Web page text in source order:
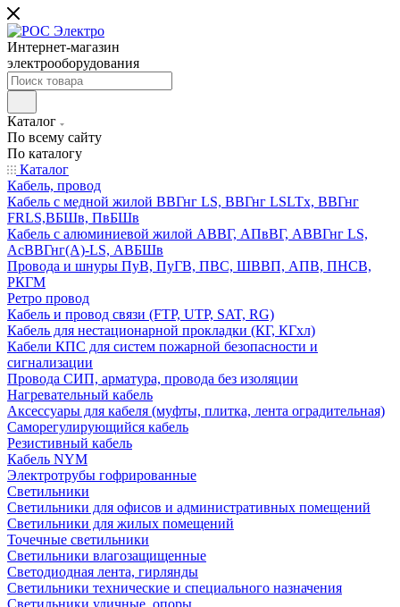
Интернет-магазин
электрооборудования
Каталог
По всему сайту
По каталогу
Каталог
Кабель, провод
Кабель с медной жилой ВВГнг LS, ВВГнг LSLTx, ВВГнг
FRLS,ВБШв, ПвБШв
Кабель с алюминиевой жилой АВВГ, АПвВГ, АВВГнг LS,
АсВВГнг(А)-LS, АВБШв
Провода и шнуры ПуВ, ПуГВ, ПВС, ШВВП, АПВ, ПНСВ,
РКГМ
Ретро провод
Кабель и провод связи (FTP, UTP, SAT, RG)
Кабель для нестационарной прокладки (КГ, КГхл)
Кабели КПС для систем пожарной безопасности и
сигнализации
Провода СИП, арматура, провода без изоляции
Нагревательный кабель
Аксессуары для кабеля (муфты, плитка, лента оградительная)
Саморегулирующийся кабель
Резистивный кабель
Кабель NYM
Электротрубы гофрированные
Светильники
Светильники для офисов и административных помещений
Светильники для жилых помещений
Точечные светильники
Светильники влагозащищенные
Светодиодная лента, гирлянды
Светильники технические и специального назначения
Светильники уличные, опоры